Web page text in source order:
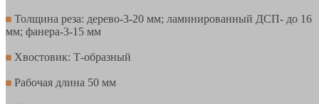
Толщина реза: дерево-3-20 мм; ламинированный ДСП- до 16
мм; фанера-3-15 мм
Хвостовик: Т-образный
Рабочая длина 50 мм